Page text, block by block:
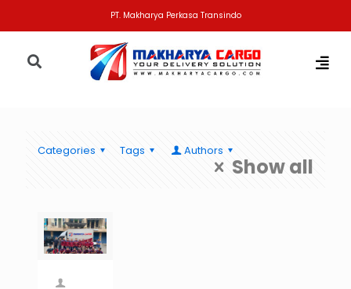
PT. Makharya Perkasa Transindo
Categories Tags Authors
Show all